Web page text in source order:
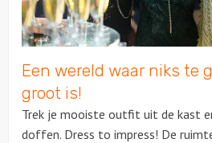
Feesten
Over ons
Een wereld waar niks te
groot is!
Trek je mooiste outfit uit de kast
doffen. Dress to impress! De